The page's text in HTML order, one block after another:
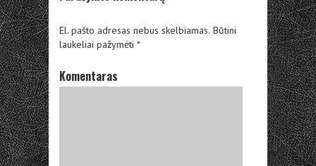
El. pašto adresas nebus skelbiamas. Būtini
laukeliai pažymėti *
Komentaras